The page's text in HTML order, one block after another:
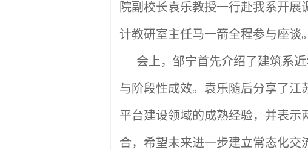
院副校长袁乐教授一行赴我系开
计教研室主任马一箭全程参与座谈。
会上，邹宁首先介绍了建筑系
与阶段性成效。袁乐随后分享了
平台建设领域的成熟经验，并表
合，希望未来进一步建立常态化交